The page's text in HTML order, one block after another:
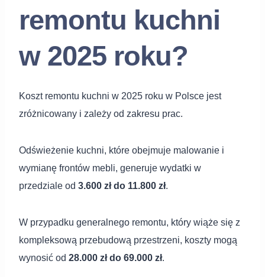
remontu kuchni
w 2025 roku?
Koszt remontu kuchni w 2025 roku w Polsce jest
zróżnicowany i zależy od zakresu prac.
Odświeżenie kuchni, które obejmuje malowanie i
wymianę frontów mebli, generuje wydatki w
przedziale od 3.600 zł do 11.800 zł.
W przypadku generalnego remontu, który wiąże się z
kompleksową przebudową przestrzeni, koszty mogą
wynosić od 28.000 zł do 69.000 zł.